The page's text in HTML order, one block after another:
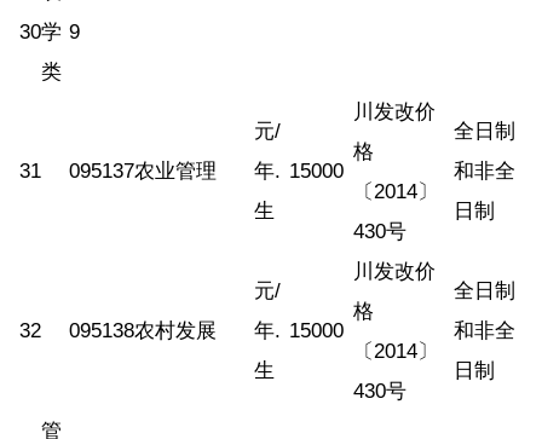
30学
类
9
31 095137农业管理
元/
年.
生
15000
川发改价
格
〔2014〕
430号
全日制
和非全
日制
32 095138农村发展
元/
年.
生
15000
川发改价
格
〔2014〕
430号
全日制
和非全
日制
管